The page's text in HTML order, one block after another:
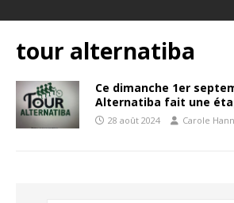
tour alternatiba
Ce dimanche 1er
Alternatiba fait une
28 août 2024 Carole